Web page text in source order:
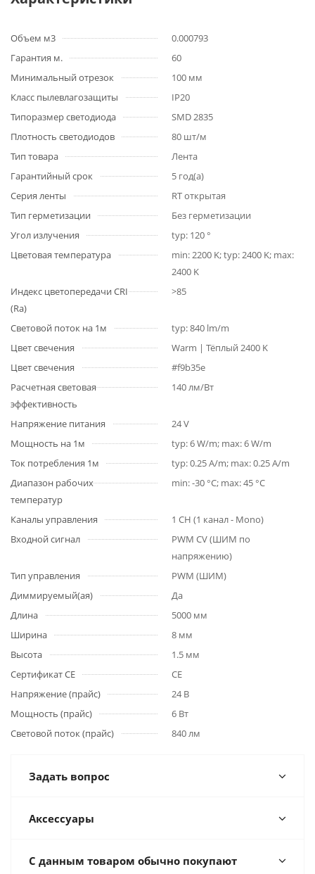
Объем м3
0.000793
Гарантия м.
60
Минимальный отрезок
100 мм
Класс пылевлагозащиты
IP20
Типоразмер светодиода
SMD 2835
Плотность светодиодов
80 шт/м
Тип товара
Лента
Гарантийный срок
5 год(а)
Серия ленты
RT открытая
Тип герметизации
Без герметизации
Угол излучения
typ: 120 °
Цветовая температура
min: 2200 K; typ: 2400 K; max:
2400 K
Индекс цветопередачи CRI
(Ra)
>85
Световой поток на 1м
typ: 840 lm/m
Цвет свечения
Warm | Тёплый 2400 K
Цвет свечения
#f9b35e
Расчетная световая
эффективность
140 лм/Вт
Напряжение питания
24 V
Мощность на 1м
typ: 6 W/m; max: 6 W/m
Ток потребления 1м
typ: 0.25 A/m; max: 0.25 A/m
Диапазон рабочих
температур
min: -30 °C; max: 45 °C
Каналы управления
1 CH (1 канал - Mono)
Входной сигнал
PWM СV (ШИМ по
напряжению)
Тип управления
PWM (ШИМ)
Диммируемый(ая)
Да
Длина
5000 мм
Ширина
8 мм
Высота
1.5 мм
Сертификат CE
CE
Напряжение (прайс)
24 В
Мощность (прайс)
6 Вт
Световой поток (прайс)
840 лм
Задать вопрос
Аксессуары
С данным товаром обычно покупают